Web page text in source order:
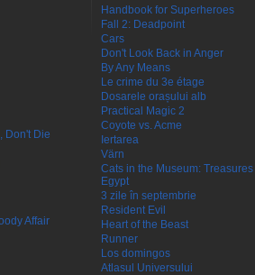
Don't Die
Affair
Handbook for Superheroes
Fall 2: Deadpoint
Cars
Don't Look Back in Anger
By Any Means
Le crime du 3e étage
Dosarele orașului alb
Practical Magic 2
Coyote vs. Acme
Iertarea
Värn
Cats in the Museum: Treasures
Egypt
3 zile în septembrie
Resident Evil
Heart of the Beast
Runner
Los domingos
Atlasul Universului